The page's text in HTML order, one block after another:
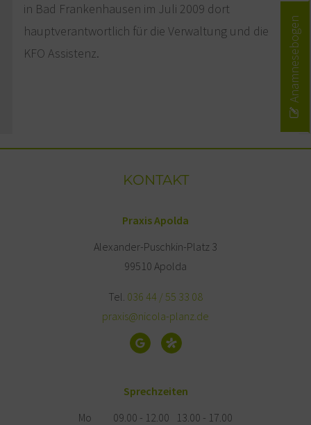
in Bad Frankenhausen im Juli 2009 dort
hauptverantwortlich für die Verwaltung und die
KFO Assistenz.
KONTAKT
Praxis Apolda
Alexander-Puschkin-Platz 3
99510 Apolda
Tel. 036 44 / 55 33 08
praxis@nicola-planz.de
Sprechzeiten
Mo
09.00 - 12.00
13.00 - 17.00
Anamnesebogen